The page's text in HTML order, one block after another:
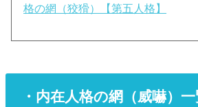
格の網（狡猾）【第五人格】
・内在人格の網（威嚇）